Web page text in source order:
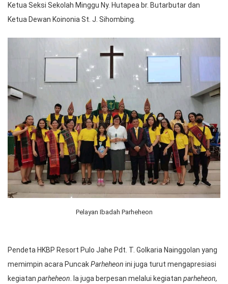
Ketua Seksi Sekolah Minggu Ny. Hutapea br. Butarbutar dan
Ketua Dewan Koinonia St. J. Sihombing.
Pelayan Ibadah Parheheon
Pendeta HKBP Resort Pulo Jahe Pdt. T. Golkaria Nainggolan yang
memimpin acara PuncakParheheon ini juga turut mengapresiasi
kegiatan parheheon . Ia juga berpesan melalui kegiatan parheheon,